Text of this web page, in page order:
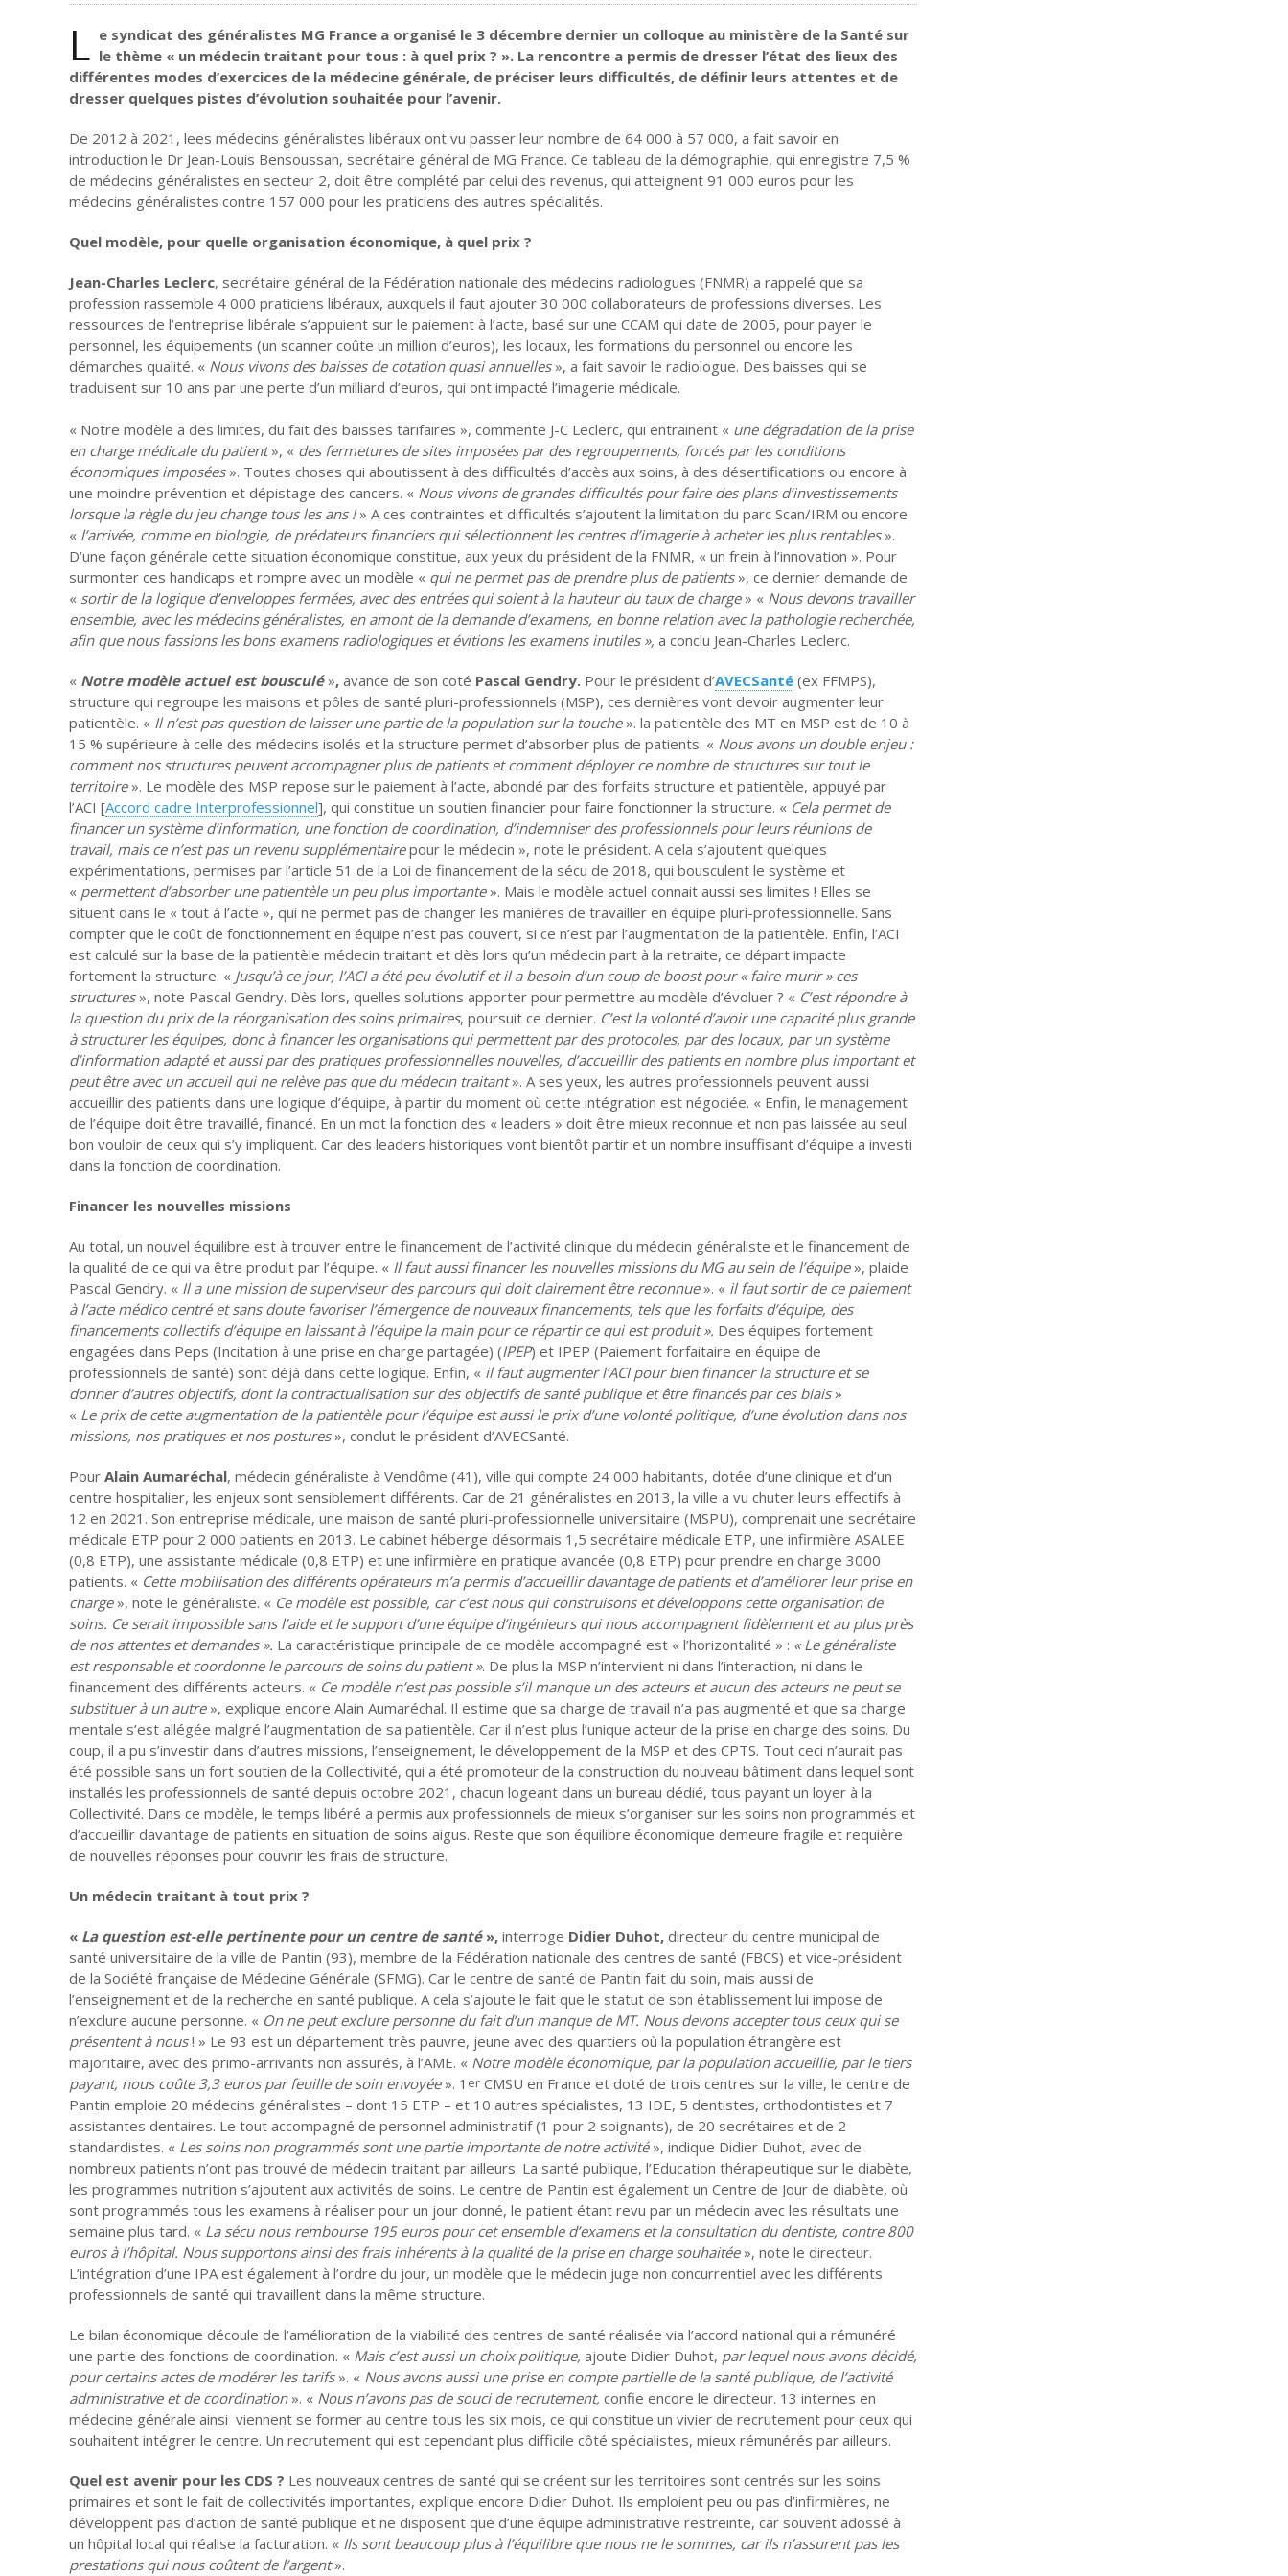
L e syndicat des généralistes MG France a organisé le 3 décembre dernier un colloque au ministère de la Santé sur
le thème « un médecin traitant pour tous : à quel prix ? ». La rencontre a permis de dresser l’état des lieux des
différentes modes d’exercices de la médecine générale, de préciser leurs difficultés, de définir leurs attentes et de
dresser quelques pistes d’évolution souhaitée pour l’avenir.
De 2012 à 2021, lees médecins généralistes libéraux ont vu passer leur nombre de 64 000 à 57 000, a fait savoir en
introduction le Dr Jean-Louis Bensoussan, secrétaire général de MG France. Ce tableau de la démographie, qui enregistre 7,5 %
de médecins généralistes en secteur 2, doit être complété par celui des revenus, qui atteignent 91 000 euros pour les
médecins généralistes contre 157 000 pour les praticiens des autres spécialités.
Quel modèle, pour quelle organisation économique, à quel prix ?
Jean-Charles Leclerc, secrétaire général de la Fédération nationale des médecins radiologues (FNMR) a rappelé que sa
profession rassemble 4 000 praticiens libéraux, auxquels il faut ajouter 30 000 collaborateurs de professions diverses. Les
ressources de l’entreprise libérale s’appuient sur le paiement à l’acte, basé sur une CCAM qui date de 2005, pour payer le
personnel, les équipements (un scanner coûte un million d’euros), les locaux, les formations du personnel ou encore les
démarches qualité. « Nous vivons des baisses de cotation quasi annuelles», a fait savoir le radiologue. Des baisses qui se
traduisent sur 10 ans par une perte d’un milliard d’euros, qui ont impacté l’imagerie médicale.
« Notre modèle a des limites, du fait des baisses tarifaires », commente J-C Leclerc, qui entrainent « une dégradation de la prise
en charge médicale du patient», « des fermetures de sites imposées par des regroupements, forcés par les conditions
économiques imposées ». Toutes choses qui aboutissent à des difficultés d’accès aux soins, à des désertifications ou encore à
une moindre prévention et dépistage des cancers. « Nous vivons de grandes difficultés pour faire des plans d’investissements
lorsque la règle du jeu change tous les ans !» A ces contraintes et difficultés s’ajoutent la limitation du parc Scan/IRM ou encore
« l’arrivée, comme en biologie, de prédateurs financiers qui sélectionnent les centres d’imagerie à acheter les plus rentables».
D’une façon générale cette situation économique constitue, aux yeux du président de la FNMR, « un frein à l’innovation ». Pour
surmonter ces handicaps et rompre avec un modèle « qui ne permet pas de prendre plus de patients», ce dernier demande de
« sortir de la logique d’enveloppes fermées, avec des entrées qui soient à la hauteur du taux de charge» « Nous devons travailler
ensemble, avec les médecins généralistes, en amont de la demande d’examens, en bonne relation avec la pathologie recherchée,
afin que nous fassions les bons examens radiologiques et évitions les examens inutiles », a conclu Jean-Charles Leclerc.
« Notre modèle actuel est bousculé», avance de son coté Pascal Gendry. Pour le président d’AVECSanté (ex FFMPS),
structure qui regroupe les maisons et pôles de santé pluri-professionnels (MSP), ces dernières vont devoir augmenter leur
patientèle. « Il n’est pas question de laisser une partie de la population sur la touche». la patientèle des MT en MSP est de 10 à
15 % supérieure à celle des médecins isolés et la structure permet d’absorber plus de patients. « Nous avons un double enjeu :
comment nos structures peuvent accompagner plus de patients et comment déployer ce nombre de structures sur tout le
territoire ». Le modèle des MSP repose sur le paiement à l’acte, abondé par des forfaits structure et patientèle, appuyé par
l’ACI [Accord cadre Interprofessionnel], qui constitue un soutien financier pour faire fonctionner la structure. « Cela permet de
financer un système d’information, une fonction de coordination, d’indemniser des professionnels pour leurs réunions de
travail, mais ce n’est pas un revenu supplémentairepour le médecin », note le président. A cela s’ajoutent quelques
expérimentations, permises par l’article 51 de la Loi de financement de la sécu de 2018, qui bousculent le système et
« permettent d’absorber une patientèle un peu plus importante». Mais le modèle actuel connait aussi ses limites ! Elles se
situent dans le « tout à l’acte », qui ne permet pas de changer les manières de travailler en équipe pluri-professionnelle. Sans
compter que le coût de fonctionnement en équipe n’est pas couvert, si ce n’est par l’augmentation de la patientèle. Enfin, l’ACI
est calculé sur la base de la patientèle médecin traitant et dès lors qu’un médecin part à la retraite, ce départ impacte
fortement la structure. « Jusqu’à ce jour, l’ACI a été peu évolutif et il a besoin d’un coup de boost pour « faire murir » ces
structures», note Pascal Gendry. Dès lors, quelles solutions apporter pour permettre au modèle d’évoluer ? « C’est répondre à
la question du prix de la réorganisation des soins primaires, poursuit ce dernier. C’est la volonté d’avoir une capacité plus grande
à structurer les équipes, donc à financer les organisations qui permettent par des protocoles, par des locaux, par un système
d’information adapté et aussi par des pratiques professionnelles nouvelles, d’accueillir des patients en nombre plus important et
peut être avec un accueil qui ne relève pas que du médecin traitant». A ses yeux, les autres professionnels peuvent aussi
accueillir des patients dans une logique d’équipe, à partir du moment où cette intégration est négociée. « Enfin, le management
de l’équipe doit être travaillé, financé. En un mot la fonction des « leaders » doit être mieux reconnue et non pas laissée au seul
bon vouloir de ceux qui s’y impliquent. Car des leaders historiques vont bientôt partir et un nombre insuffisant d’équipe a investi
dans la fonction de coordination.
Financer les nouvelles missions
Au total, un nouvel équilibre est à trouver entre le financement de l’activité clinique du médecin généraliste et le financement de
la qualité de ce qui va être produit par l’équipe. « Il faut aussi financer les nouvelles missions du MG au sein de l’équipe », plaide
Pascal Gendry. « Il a une mission de superviseur des parcours qui doit clairement être reconnue ». « il faut sortir de ce paiement
à l’acte médico centré et sans doute favoriser l’émergence de nouveaux financements, tels que les forfaits d’équipe, des
financements collectifs d’équipe en laissant à l’équipe la main pour ce répartir ce qui est produit ». Des équipes fortement
engagées dans Peps (Incitation à une prise en charge partagée) (IPEP) et IPEP (Paiement forfaitaire en équipe de
professionnels de santé) sont déjà dans cette logique. Enfin, « il faut augmenter l’ACI pour bien financer la structure et se
donner d’autres objectifs, dont la contractualisation sur des objectifs de santé publique et être financés par ces biais»
« Le prix de cette augmentation de la patientèle pour l’équipe est aussi le prix d’une volonté politique, d’une évolution dans nos
missions, nos pratiques et nos postures », conclut le président d’AVECSanté.
Pour Alain Aumaréchal, médecin généraliste à Vendôme (41), ville qui compte 24 000 habitants, dotée d’une clinique et d’un
centre hospitalier, les enjeux sont sensiblement différents. Car de 21 généralistes en 2013, la ville a vu chuter leurs effectifs à
12 en 2021. Son entreprise médicale, une maison de santé pluri-professionnelle universitaire (MSPU), comprenait une secrétaire
médicale ETP pour 2 000 patients en 2013. Le cabinet héberge désormais 1,5 secrétaire médicale ETP, une infirmière ASALEE
(0,8 ETP), une assistante médicale (0,8 ETP) et une infirmière en pratique avancée (0,8 ETP) pour prendre en charge 3000
patients. « Cette mobilisation des différents opérateurs m’a permis d’accueillir davantage de patients et d’améliorer leur prise en
charge», note le généraliste. « Ce modèle est possible, car c’est nous qui construisons et développons cette organisation de
soins. Ce serait impossible sans l’aide et le support d’une équipe d’ingénieurs qui nous accompagnent fidèlement et au plus près
de nos attentes et demandes ». La caractéristique principale de ce modèle accompagné est « l’horizontalité » : « Le généraliste
est responsable et coordonne le parcours de soins du patient ». De plus la MSP n’intervient ni dans l’interaction, ni dans le
financement des différents acteurs. « Ce modèle n’est pas possible s’il manque un des acteurs et aucun des acteurs ne peut se
substituer à un autre», explique encore Alain Aumaréchal. Il estime que sa charge de travail n’a pas augmenté et que sa charge
mentale s’est allégée malgré l’augmentation de sa patientèle. Car il n’est plus l’unique acteur de la prise en charge des soins. Du
coup, il a pu s’investir dans d’autres missions, l’enseignement, le développement de la MSP et des CPTS. Tout ceci n’aurait pas
été possible sans un fort soutien de la Collectivité, qui a été promoteur de la construction du nouveau bâtiment dans lequel sont
installés les professionnels de santé depuis octobre 2021, chacun logeant dans un bureau dédié, tous payant un loyer à la
Collectivité. Dans ce modèle, le temps libéré a permis aux professionnels de mieux s’organiser sur les soins non programmés et
d’accueillir davantage de patients en situation de soins aigus. Reste que son équilibre économique demeure fragile et requière
de nouvelles réponses pour couvrir les frais de structure.
Un médecin traitant à tout prix ?
« La question est-elle pertinente pour un centre de santé», interroge Didier Duhot, directeur du centre municipal de
santé universitaire de la ville de Pantin (93), membre de la Fédération nationale des centres de santé (FBCS) et vice-président
de la Société française de Médecine Générale (SFMG). Car le centre de santé de Pantin fait du soin, mais aussi de
l’enseignement et de la recherche en santé publique. A cela s’ajoute le fait que le statut de son établissement lui impose de
n’exclure aucune personne. « On ne peut exclure personne du fait d’un manque de MT. Nous devons accepter tous ceux qui se
présentent à nous! » Le 93 est un département très pauvre, jeune avec des quartiers où la population étrangère est
majoritaire, avec des primo-arrivants non assurés, à l’AME. « Notre modèle économique, par la population accueillie, par le tiers
payant, nous coûte 3,3 euros par feuille de soin envoyée». 1 er CMSU en France et doté de trois centres sur la ville, le centre de
Pantin emploie 20 médecins généralistes – dont 15 ETP – et 10 autres spécialistes, 13 IDE, 5 dentistes, orthodontistes et 7
assistantes dentaires. Le tout accompagné de personnel administratif (1 pour 2 soignants), de 20 secrétaires et de 2
standardistes. « Les soins non programmés sont une partie importante de notre activité», indique Didier Duhot, avec de
nombreux patients n’ont pas trouvé de médecin traitant par ailleurs. La santé publique, l’Education thérapeutique sur le diabète,
les programmes nutrition s’ajoutent aux activités de soins. Le centre de Pantin est également un Centre de Jour de diabète, où
sont programmés tous les examens à réaliser pour un jour donné, le patient étant revu par un médecin avec les résultats une
semaine plus tard. « La sécu nous rembourse 195 euros pour cet ensemble d’examens et la consultation du dentiste, contre 800
euros à l’hôpital. Nous supportons ainsi des frais inhérents à la qualité de la prise en charge souhaitée », note le directeur.
L’intégration d’une IPA est également à l’ordre du jour, un modèle que le médecin juge non concurrentiel avec les différents
professionnels de santé qui travaillent dans la même structure.
Le bilan économique découle de l’amélioration de la viabilité des centres de santé réalisée via l’accord national qui a rémunéré
une partie des fonctions de coordination. « Mais c’est aussi un choix politique, ajoute Didier Duhot, par lequel nous avons décidé,
pour certains actes de modérer les tarifs». « Nous avons aussi une prise en compte partielle de la santé publique, de l’activité
administrative et de coordination». « Nous n’avons pas de souci de recrutement, confie encore le directeur. 13 internes en
médecine générale ainsi viennent se former au centre tous les six mois, ce qui constitue un vivier de recrutement pour ceux qui
souhaitent intégrer le centre. Un recrutement qui est cependant plus difficile côté spécialistes, mieux rémunérés par ailleurs.
Quel est avenir pour les CDS ? Les nouveaux centres de santé qui se créent sur les territoires sont centrés sur les soins
primaires et sont le fait de collectivités importantes, explique encore Didier Duhot. Ils emploient peu ou pas d’infirmières, ne
développent pas d’action de santé publique et ne disposent que d’une équipe administrative restreinte, car souvent adossé à
un hôpital local qui réalise la facturation. « Ils sont beaucoup plus à l’équilibre que nous ne le sommes, car ils n’assurent pas les
prestations qui nous coûtent de l’argent».